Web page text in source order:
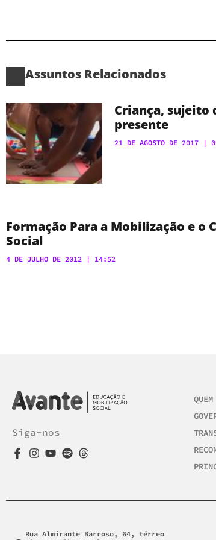
Assuntos Relacionados
Criança, sujeito
presente
21 DE AGOSTO DE 2017
Formação Para a Mobilização e o
Social
4 DE JULHO DE 2012 14:52
Siga-nos
Rua Almirante Barroso, 64, térreo